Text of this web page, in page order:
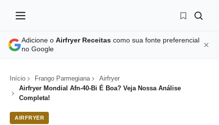
Adicione o Airfryer Receitas como sua fonte preferencial
no Google
Início Frango Parmegiana
Airfryer
Airfryer Mondial Afn-40-Bi É Boa? Veja Nossa Análise
Completa!
AIRFRYER